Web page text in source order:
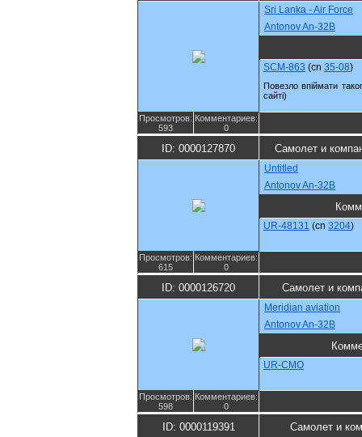
Sri Lanka - Air Force
Antonov An-32B
SCM-863 (cn 35-08)
Повезло впiймати
сайтi)
Просмотров:
593
Комментариев:
0
ID: 0000127870 Самолет и
Untitled
Antonov An-32B
UR-48131 (cn 3204)
Просмотров:
615
Комментариев:
0
ID: 0000126720 Самолет и
Meridian aviation
Antonov An-32B
UR-CMO
Просмотров:
598
Комментариев:
0
ID: 0000119391 Самолет и